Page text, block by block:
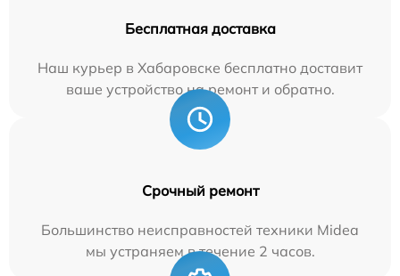
Бесплатная доставка
Наш курьер в Хабаровске бесплатно доставит
ваше устройство на ремонт и обратно.
Срочный ремонт
Большинство неисправностей техники Midea
мы устраняем в течение 2 часов.